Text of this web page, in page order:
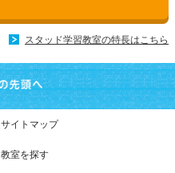
スタッド学習教室の特長はこちら
サイトマップ
教室を探す